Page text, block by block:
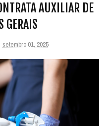
AUXILIAR DE
GERAIS
setembro 01, 2025